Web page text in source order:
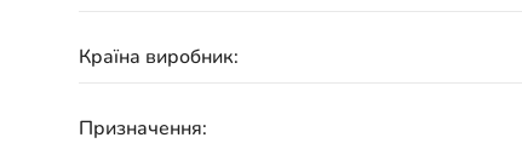
Країна виробник:
Призначення: